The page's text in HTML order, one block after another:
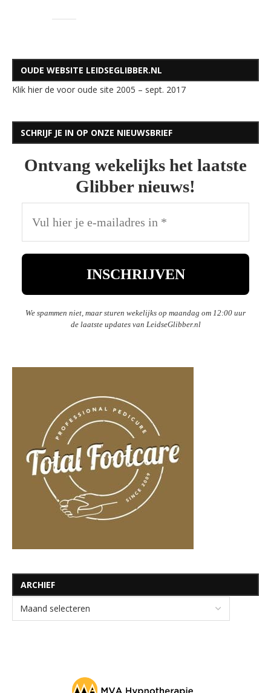
OUDE WEBSITE LEIDSEGLIBBER.NL
Klik hier de voor oude site 2005 – sept. 2017
SCHRIJF JE IN OP ONZE NIEUWSBRIEF
Ontvang wekelijks het laatste
Glibber nieuws!
We spammen niet, maar sturen wekelijks op maandag om 12:00 uur
de laatste updates van LeidseGlibber.nl
ARCHIEF